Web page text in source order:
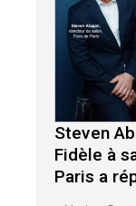
Steven
Fidèle à
Paris a